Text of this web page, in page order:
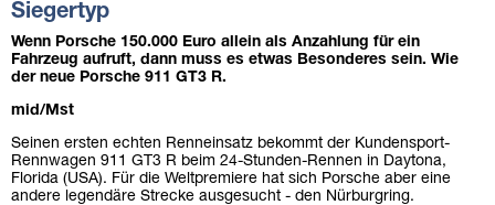
Siegertyp
Wenn Porsche 150.000 Euro allein als Anzahlung für ein
Fahrzeug aufruft, dann muss es etwas Besonderes sein. Wie
der neue Porsche 911 GT3 R.
mid/Mst
Seinen ersten echten Renneinsatz bekommt der Kundensport-
Rennwagen 911 GT3 R beim 24-Stunden-Rennen in Daytona,
Florida (USA). Für die Weltpremiere hat sich Porsche aber eine
andere legendäre Strecke ausgesucht - den Nürburgring.